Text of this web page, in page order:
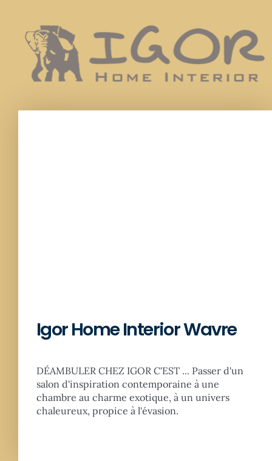
Igor Home Interior Wavre
DÉAMBULER CHEZ IGOR C'EST ... Passer d'un
salon d'inspiration contemporaine à une
chambre au charme exotique, à un univers
chaleureux, propice à l'évasion.